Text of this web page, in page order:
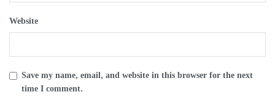
Website
Save my name, email, and website in this browser for the next
time I comment.